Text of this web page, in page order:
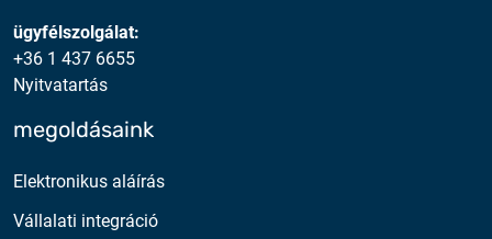
ügyfélszolgálat:
+36 1 437 6655
Nyitvatartás
megoldásaink
Elektronikus aláírás
Vállalati integráció